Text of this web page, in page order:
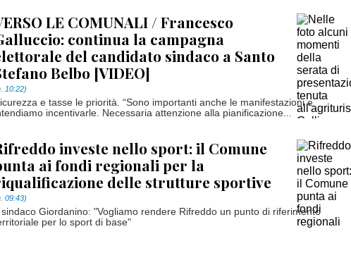
LE COMUNALI / Francesco
continua la campagna
del candidato sindaco a Santo
Belbo [VIDEO]
10:22)
e tasse le priorità. “Sono importanti anche le manifestazioni e
incentivarle. Necessaria attenzione alla pianificazione...
investe nello sport: il Comune
ai fondi regionali per la
delle strutture sportive
09:43)
sindaco Giordanino: "Vogliamo rendere Rifreddo un punto di riferimento
per lo sport di base"